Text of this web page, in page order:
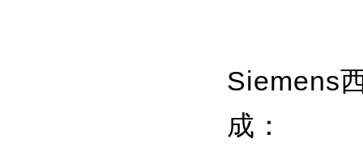
Siemens
成：